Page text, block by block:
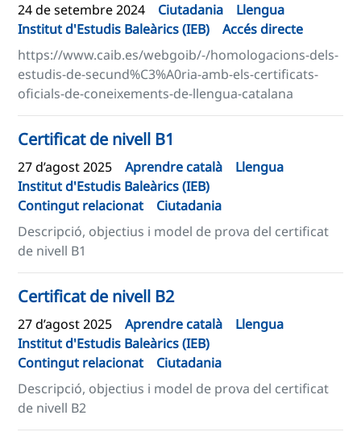
24 de setembre 2024 Ciutadania
Llengua
Institut d'Estudis Baleàrics (IEB)
Accés directe
https://www.caib.es/webgoib/-/homologacions-dels-
estudis-de-secund%C3%A0ria-amb-els-certificats-
oficials-de-coneixements-de-llengua-catalana
Certificat de nivell B1
27 d’agost 2025 Aprendre català
Llengua
Institut d'Estudis Baleàrics (IEB)
Contingut relacionat
Ciutadania
Descripció, objectius i model de prova del certificat
de nivell B1
Certificat de nivell B2
27 d’agost 2025 Aprendre català
Llengua
Institut d'Estudis Baleàrics (IEB)
Contingut relacionat
Ciutadania
Descripció, objectius i model de prova del certificat
de nivell B2